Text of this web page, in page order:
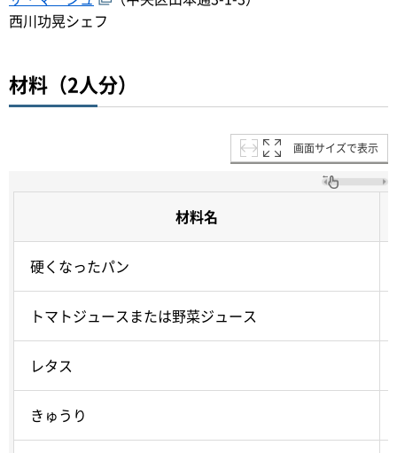
西川功晃シェフ
材料（2人分）
画面サイズで表示
材料名
硬くなったパン
トマトジュースまたは野菜ジュース
レタス
きゅうり